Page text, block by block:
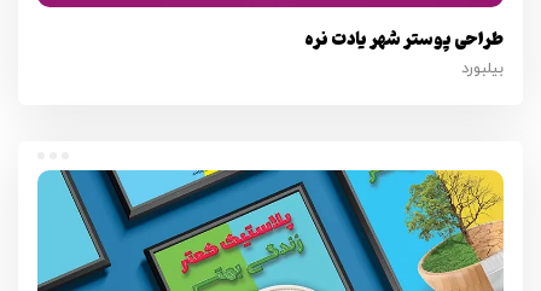
طراحی پوستر شهر یادت نره
بیلبورد